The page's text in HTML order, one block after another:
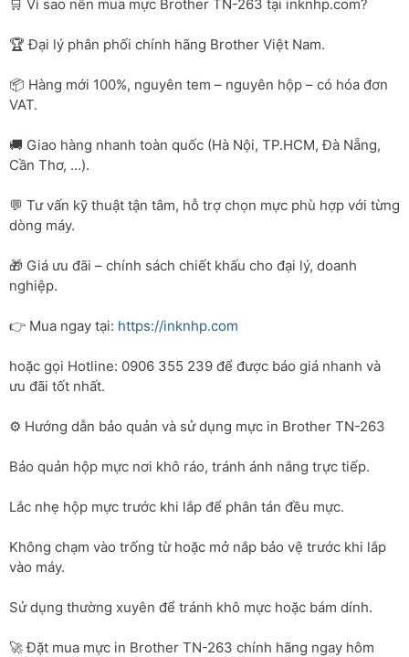
🛒 Vì sao nên mua mực Brother TN-263 tại inknhp.com?
🏆 Đại lý phân phối chính hãng Brother Việt Nam.
📦 Hàng mới 100%, nguyên tem – nguyên hộp – có hóa đơn
VAT.
🚚 Giao hàng nhanh toàn quốc (Hà Nội, TP.HCM, Đà Nẵng,
Cần Thơ, …).
💬 Tư vấn kỹ thuật tận tâm, hỗ trợ chọn mực phù hợp với từng
dòng máy.
🎁 Giá ưu đãi – chính sách chiết khấu cho đại lý, doanh
nghiệp.
👉 Mua ngay tại: https://inknhp.com
hoặc gọi Hotline: 0906 355 239 để được báo giá nhanh và
ưu đãi tốt nhất.
⚙️ Hướng dẫn bảo quản và sử dụng mực in Brother TN-263
Bảo quản hộp mực nơi khô ráo, tránh ánh nắng trực tiếp.
Lắc nhẹ hộp mực trước khi lắp để phân tán đều mực.
Không chạm vào trống từ hoặc mở nắp bảo vệ trước khi lắp
vào máy.
Sử dụng thường xuyên để tránh khô mực hoặc bám dính.
🚀 Đặt mua mực in Brother TN-263 chính hãng ngay hôm